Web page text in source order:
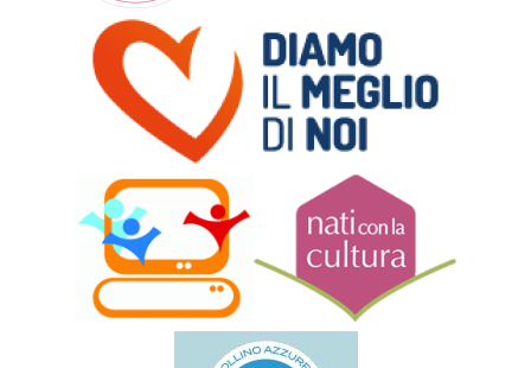
analizzate attraverso citometria a flusso per le cellule T
CD4+ e CD8+ di tipo 1, 17-1, 17, 22 e per le ILC1, ILC2, ILC3
NCR- e ILC3 NCR+. I tessuti sinoviali saranno analizzati in
(iii) validare possibili biomarcatori solubili associati a
malattia refrattaria (Obiettivo 3).
A questo scopo, i pazienti saranno raggruppati in CXCL13-
dominante, IFNgamma più TNF dominante e IL-17